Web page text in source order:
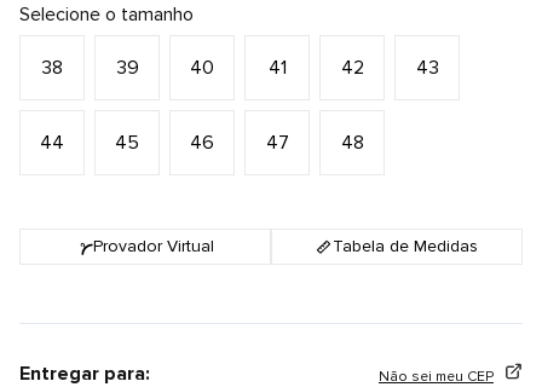
Selecione o tamanho
38 39 40 41 42 43
44 45 46 47 48
Provador Virtual Tabela de Medidas
Entregar para: Não sei meu CEP